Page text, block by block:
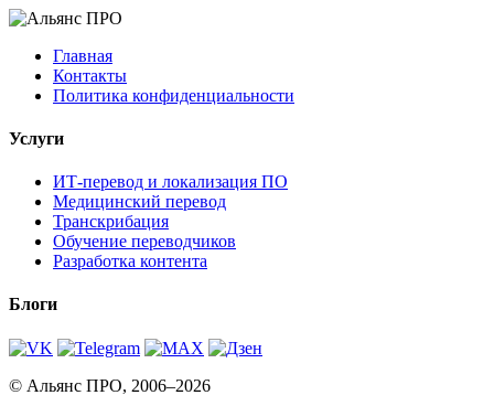
Главная
Контакты
Политика конфиденциальности
Услуги
ИТ-перевод и локализация ПО
Медицинский перевод
Транскрибация
Обучение переводчиков
Разработка контента
Блоги
© Альянс ПРО, 2006–2026